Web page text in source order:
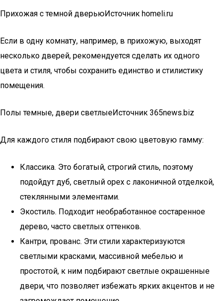
Прихожая с темной дверьюИсточник homeli.ru
Если в одну комнату, например, в прихожую, выходят
несколько дверей, рекомендуется сделать их одного
цвета и стиля, чтобы сохранить единство и стилистику
помещения.
Полы темные, двери светлыеИсточник 365news.biz
Для каждого стиля подбирают свою цветовую гамму:
Классика. Это богатый, строгий стиль, поэтому
подойдут дуб, светлый орех с лаконичной отделкой,
стеклянными элементами.
Экостиль. Подходит необработанное состаренное
дерево, часто светлых оттенков.
Кантри, прованс. Эти стили характеризуются
светлыми красками, массивной мебелью и
простотой, к ним подбирают светлые окрашенные
двери, что позволяет избежать ярких акцентов и не